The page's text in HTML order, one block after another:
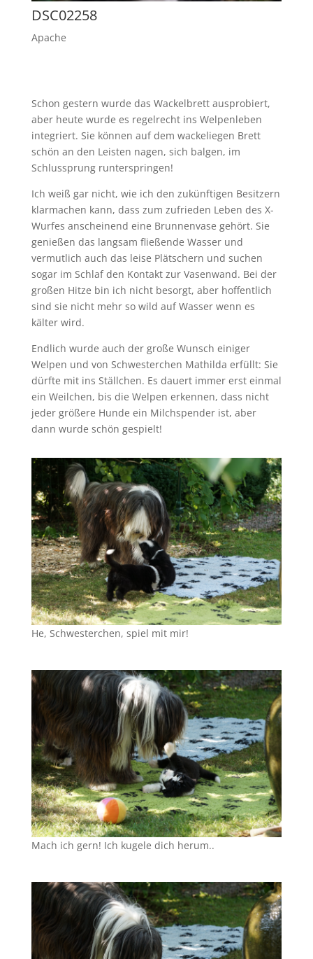
DSC02258
Apache
Schon gestern wurde das Wackelbrett ausprobiert,
aber heute wurde es regelrecht ins Welpenleben
integriert. Sie können auf dem wackeliegen Brett
schön an den Leisten nagen, sich balgen, im
Schlussprung runterspringen!
Ich weiß gar nicht, wie ich den zukünftigen Besitzern
klarmachen kann, dass zum zufrieden Leben des X-
Wurfes anscheinend eine Brunnenvase gehört. Sie
genießen das langsam fließende Wasser und
vermutlich auch das leise Plätschern und suchen
sogar im Schlaf den Kontakt zur Vasenwand. Bei der
großen Hitze bin ich nicht besorgt, aber hoffentlich
sind sie nicht mehr so wild auf Wasser wenn es
kälter wird.
Endlich wurde auch der große Wunsch einiger
Welpen und von Schwesterchen Mathilda erfüllt: Sie
dürfte mit ins Ställchen. Es dauert immer erst einmal
ein Weilchen, bis die Welpen erkennen, dass nicht
jeder größere Hunde ein Milchspender ist, aber
dann wurde schön gespielt!
He, Schwesterchen, spiel mit mir!
Mach ich gern! Ich kugele dich herum..